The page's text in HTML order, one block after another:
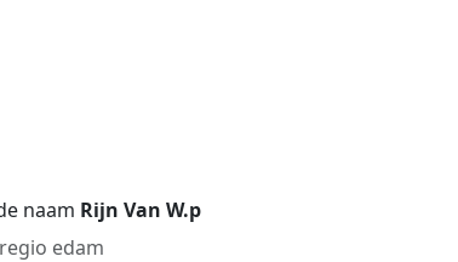
naam Rijn Van W.p
edam